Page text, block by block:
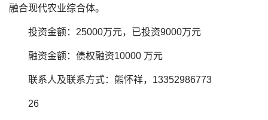
融合现代农业综合体。
投资金额：25000万元，已投资9000万元
融资金额：债权融资10000 万元
联系人及联系方式：熊怀祥，13352986773
26